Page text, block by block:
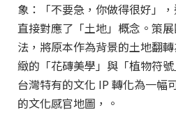
象：「不要急，你做得很好」
直接對應了「土地」概念。策
法，將原本作為背景的土地翻
緻的「花磚美學」與「植物符
台灣特有的文化 IP 轉化為一幅
的文化感官地圖，。